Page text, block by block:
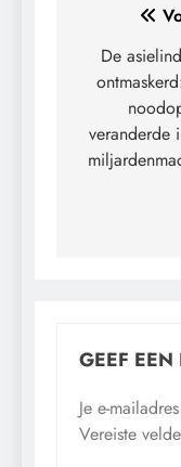
Bericht
De
veranderde
GEEF EEN
Je e-
Vereiste